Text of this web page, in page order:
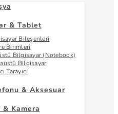
& Tablet
Bileşenleri
Birimleri
Bilgisayar (Notebook)
Bilgisayar
Tarayıcı
& Aksesuar
Kamera